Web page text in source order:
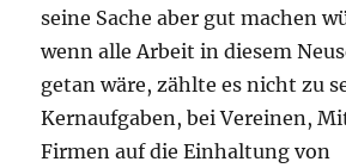
seine Sache aber gut machen
wenn alle Arbeit in diesem
getan wäre, zählte es nicht zu
Kernaufgaben, bei Vereinen,
Firmen auf die Einhaltung von